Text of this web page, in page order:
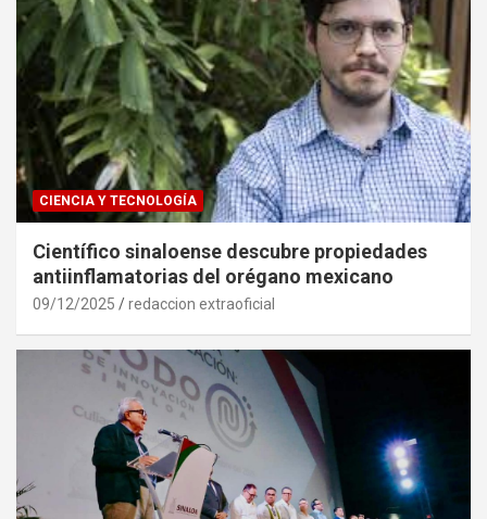
CIENCIA Y TECNOLOGÍA
Científico sinaloense descubre propiedades
antiinflamatorias del orégano mexicano
09/12/2025 redaccion extraoficial